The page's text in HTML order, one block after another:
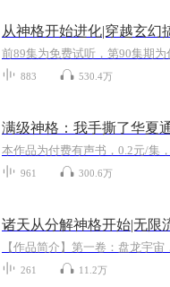
883 530.4万
961 300.6万
261 11.2万